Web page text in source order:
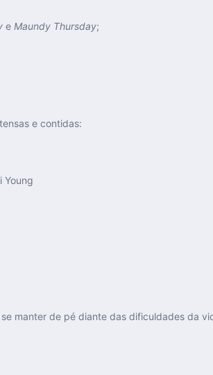
e Maundy Thursday;
e contidas:
Young
manter de pé diante das dificuldades da